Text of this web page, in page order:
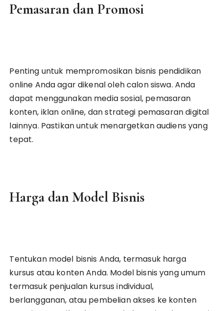
Pemasaran dan Promosi
Penting untuk mempromosikan bisnis pendidikan
online Anda agar dikenal oleh calon siswa. Anda
dapat menggunakan media sosial, pemasaran
konten, iklan online, dan strategi pemasaran digital
lainnya. Pastikan untuk menargetkan audiens yang
tepat.
Harga dan Model Bisnis
Tentukan model bisnis Anda, termasuk harga
kursus atau konten Anda. Model bisnis yang umum
termasuk penjualan kursus individual,
berlangganan, atau pembelian akses ke konten